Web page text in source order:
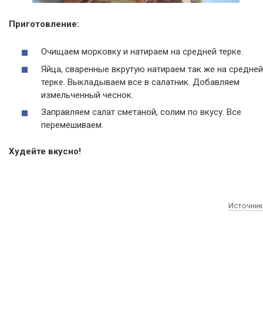
Приготовление:
Очищаем морковку и натираем на средней терке.
Яйца, сваренные вкрутую натираем так же на средней
терке. Выкладываем все в салатник. Добавляем
измельченный чеснок.
Заправляем салат сметаной, солим по вкусу. Все
перемешиваем.
Худейте вкусно!
Источник